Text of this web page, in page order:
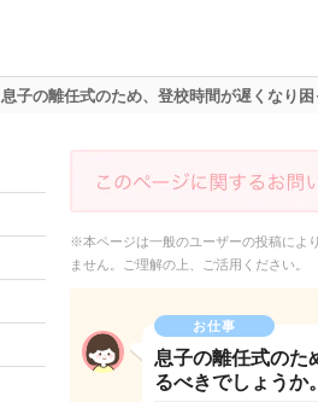
息子の離任式のため、登校時間が遅くなり
※本ページは一般のユーザーの投稿によ
ません。ご理解の上、ご活用ください。
お仕事
息子の離任式のた
るべきでしょうか。